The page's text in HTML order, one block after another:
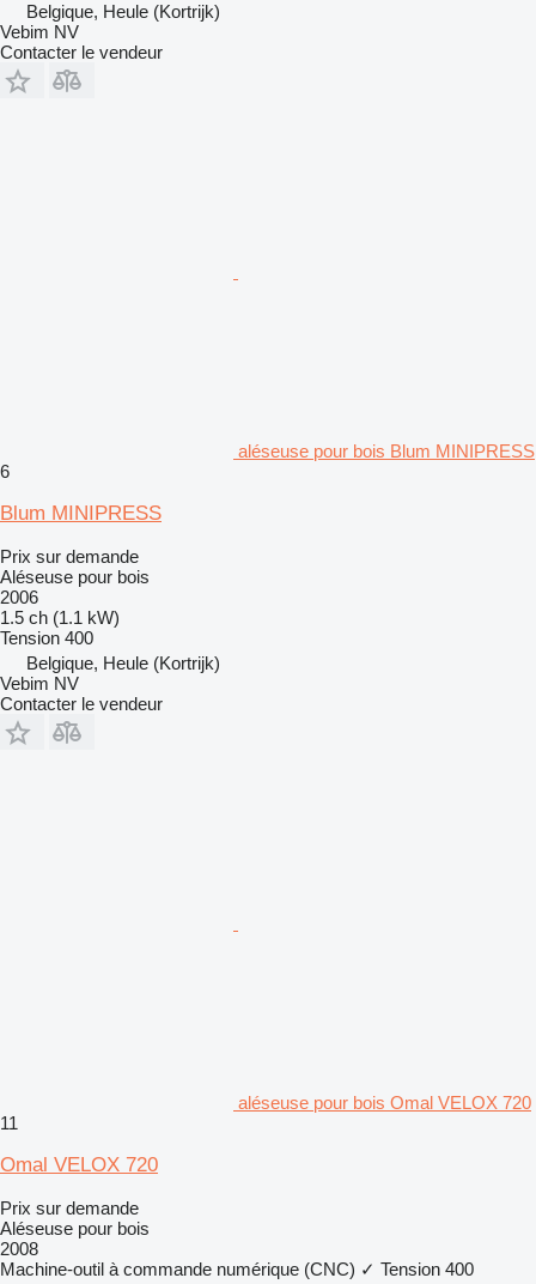
Belgique, Heule (Kortrijk)
Vebim NV
Contacter le vendeur
aléseuse pour bois Blum MINIPRESS
6
Blum MINIPRESS
Prix sur demande
Aléseuse pour bois
2006
1.5 ch (1.1 kW)
Tension 400
Belgique, Heule (Kortrijk)
Vebim NV
Contacter le vendeur
aléseuse pour bois Omal VELOX 720
11
Omal VELOX 720
Prix sur demande
Aléseuse pour bois
2008
Machine-outil à commande numérique (CNC) ✓ Tension 400